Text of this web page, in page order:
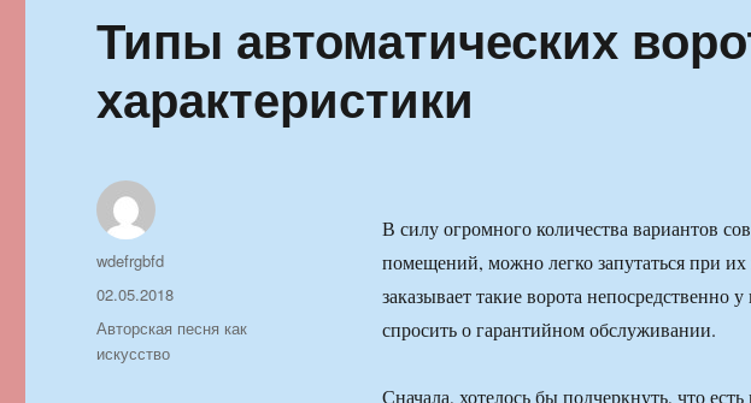
Типы автоматических
характеристики
В силу огромного количества вариантов
помещений, можно легко запутаться при
заказывает такие ворота непосредственно
спросить о гарантийном обслуживании.
Сначала, хотелось бы подчеркнуть, что
Автор
wdefrgbfd
Опубликовано
02.05.2018
Рубрики
Авторская песня как
искусство